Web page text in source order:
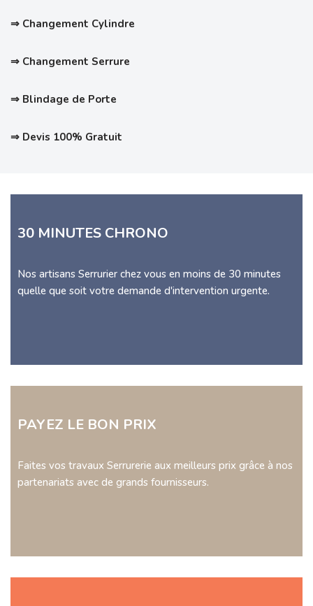
⇒ Changement Cylindre
⇒ Changement Serrure
⇒ Blindage de Porte
⇒ Devis 100% Gratuit
30 MINUTES CHRONO
Nos artisans Serrurier chez vous en moins de 30 minutes
quelle que soit votre demande d'intervention urgente.
PAYEZ LE BON PRIX
Faites vos travaux Serrurerie aux meilleurs prix grâce à nos
partenariats avec de grands fournisseurs.